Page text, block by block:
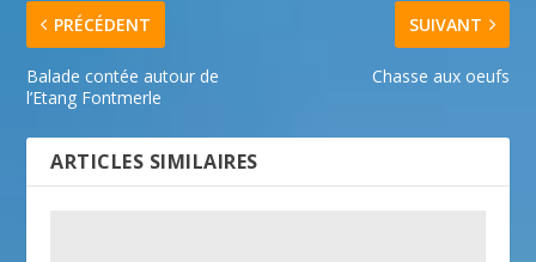
PRÉCÉDENT
Balade contée autour de
l’Etang Fontmerle
SUIVANT
Chasse aux oeufs
ARTICLES SIMILAIRES